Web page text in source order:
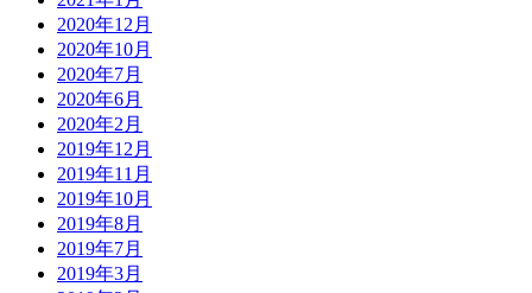
2020年12月
2020年10月
2020年7月
2020年6月
2020年2月
2019年12月
2019年11月
2019年10月
2019年8月
2019年7月
2019年3月